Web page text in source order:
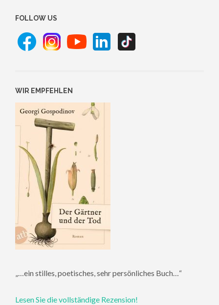
FOLLOW US
WIR EMPFEHLEN
„…ein stilles, poetisches, sehr persönliches Buch…“
Lesen Sie die vollständige Rezension!